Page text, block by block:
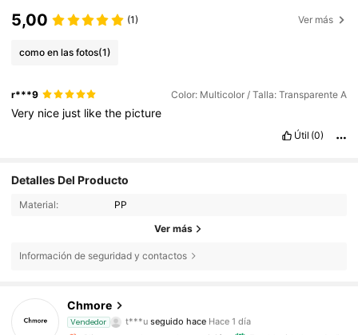
5,00 (1) Ver más
como en las fotos(1)
r***9 Color: Multicolor / Talla: Transparente A
Very nice just likethe picture
Útil (0)
Detalles Del Producto
Material: PP
Ver más
Información de seguridad y contactos
Chmore
Vendedor t***u seguido hace Hace 1 día